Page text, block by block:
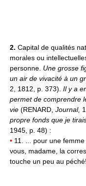
2. Capital de qualités
morales ou
personne. Une grosse
un air de vivacité à un
2, 1812, p. 373). Il y a
permet de comprendre
vie (RENARD, Journal,
propre fonds que je
1945, p. 48) :
• 11. ... pour une
vous, madame, la
touche un peu au péché!